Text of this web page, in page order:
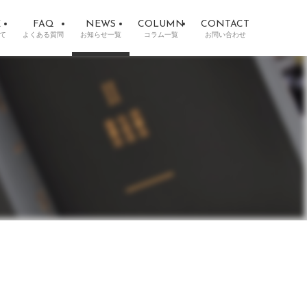
FAQ
よくある質問
NEWS
お知らせ一覧
COLUMN
コラム一覧
CONTACT
お問い合わせ